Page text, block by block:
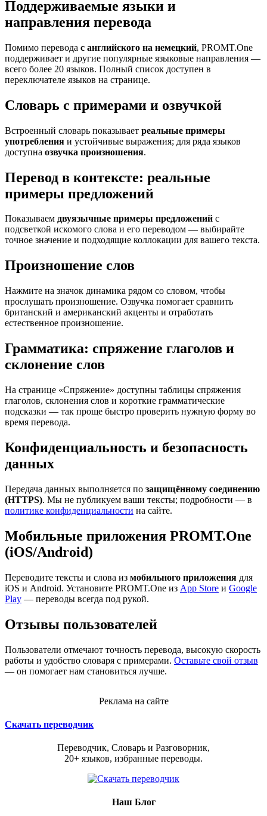
Поддерживаемые языки и
направления перевода
Помимо перевода с английского на немецкий, PROMT.One
поддерживает и другие популярные языковые направления —
всего более 20 языков. Полный список доступен в
переключателе языков на странице.
Словарь с примерами и озвучкой
Встроенный словарь показывает реальные примеры
употребления и устойчивые выражения; для ряда языков
доступна озвучка произношения.
Перевод в контексте: реальные
примеры предложений
Показываем двуязычные примеры предложений с
подсветкой искомого слова и его переводом — выбирайте
точное значение и подходящие коллокации для вашего текста.
Произношение слов
Нажмите на значок динамика рядом со словом, чтобы
прослушать произношение. Озвучка помогает сравнить
британский и американский акценты и отработать
естественное произношение.
Грамматика: спряжение глаголов и
склонение слов
На странице «Спряжение» доступны таблицы спряжения
глаголов, склонения слов и короткие грамматические
подсказки — так проще быстро проверить нужную форму во
время перевода.
Конфиденциальность и безопасность
данных
Передача данных выполняется по защищённому соединению
(HTTPS). Мы не публикуем ваши тексты; подробности — в
политике конфиденциальности на сайте.
Мобильные приложения PROMT.One
(iOS/Android)
Переводите тексты и слова из мобильного приложения для
iOS и Android. Установите PROMT.One из App Store и Google
Play — переводы всегда под рукой.
Отзывы пользователей
Пользователи отмечают точность перевода, высокую скорость
работы и удобство словаря с примерами. Оставьте свой отзыв
— он помогает нам становиться лучше.
Реклама на сайте
Скачать переводчик
Переводчик, Словарь и Разговорник,
20+ языков, избранные переводы.
Наш Блог